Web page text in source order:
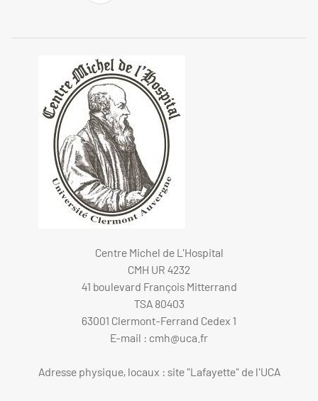
Centre Michel de L'Hospital
CMH UR 4232
41 boulevard François Mitterrand
TSA 80403
63001 Clermont-Ferrand Cedex 1
E-mail : cmh@uca.fr
Adresse physique, locaux : site "Lafayette" de l'UCA